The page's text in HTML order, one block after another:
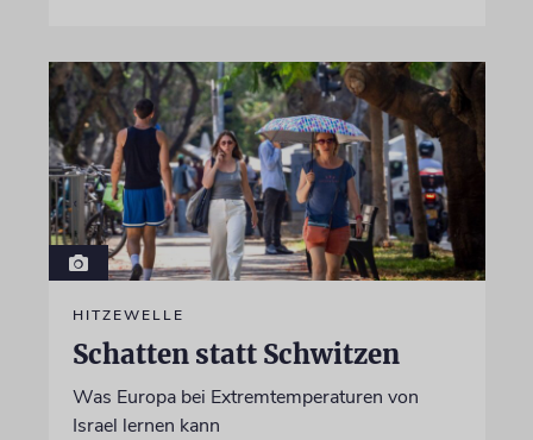
HITZEWELLE
Schatten statt Schwitzen
Was Europa bei Extremtemperaturen von
Israel lernen kann